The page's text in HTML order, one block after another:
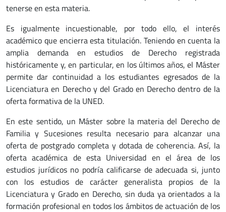
tenerse en esta materia.
Es igualmente incuestionable, por todo ello, el interés
académico que encierra esta titulación. Teniendo en cuenta la
amplia demanda en estudios de Derecho registrada
históricamente y, en particular, en los últimos años, el Máster
permite dar continuidad a los estudiantes egresados de la
Licenciatura en Derecho y del Grado en Derecho dentro de la
oferta formativa de la UNED.
En este sentido, un Máster sobre la materia del Derecho de
Familia y Sucesiones resulta necesario para alcanzar una
oferta de postgrado completa y dotada de coherencia. Así, la
oferta académica de esta Universidad en el área de los
estudios jurídicos no podría calificarse de adecuada si, junto
con los estudios de carácter generalista propios de la
Licenciatura y Grado en Derecho, sin duda ya orientados a la
formación profesional en todos los ámbitos de actuación de los